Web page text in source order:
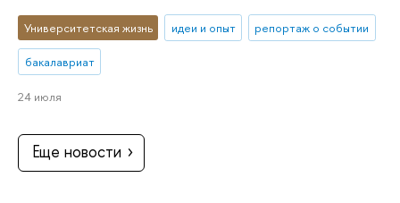
Университетская жизнь идеи и опыт репортаж о событии
бакалавриат
24 июля
Еще новости